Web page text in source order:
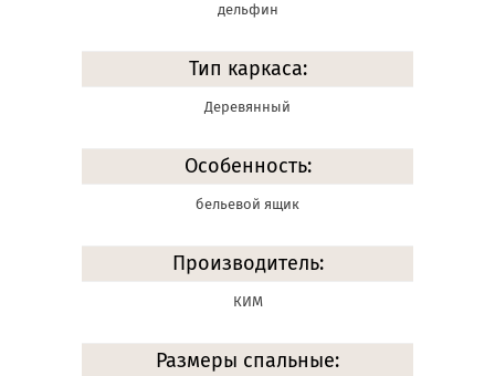
дельфин
Тип каркаса:
Деревянный
Особенность:
бельевой ящик
Производитель:
КИМ
Размеры спальные: